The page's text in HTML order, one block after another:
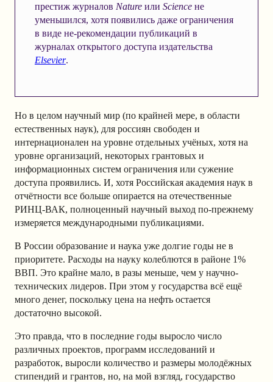
престиж журналов Natureили Scienceне
уменьшился, хотя появились даже ограничения
в виде не-рекомендации публикаций в
журналах открытого доступа издательства
Elsevier.
Но в целом научный мир (по крайней мере, в области
естественных наук), для россиян свободен и
интернационален на уровне отдельных учёных, хотя на
уровне организаций, некоторых грантовых и
информационных систем ограничения или сужение
доступа проявились. И, хотя Российская академия наук в
отчётности все больше опирается на отечественные
РИНЦ-ВАК, полноценный научный выход по-прежнему
измеряется международными публикациями.
В России образование и наука уже долгие годы не в
приоритете. Расходы на науку колеблются в районе 1%
ВВП. Это крайне мало, в разы меньше, чем у научно-
технических лидеров. При этом у государства всё ещё
много денег, поскольку цена на нефть остается
достаточно высокой.
Это правда, что в последние годы выросло число
различных проектов, программ исследований и
разработок, выросли количество и размеры молодёжных
стипендий и грантов, но, на мой взгляд, государство